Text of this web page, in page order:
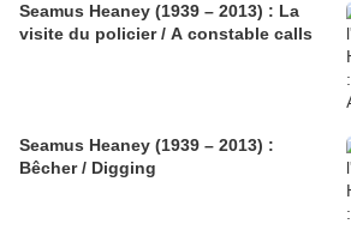
Seamus Heaney (1939 – 2013) : La
visite du policier / A constable calls
Seamus Heaney (1939 – 2013) :
Bêcher / Digging